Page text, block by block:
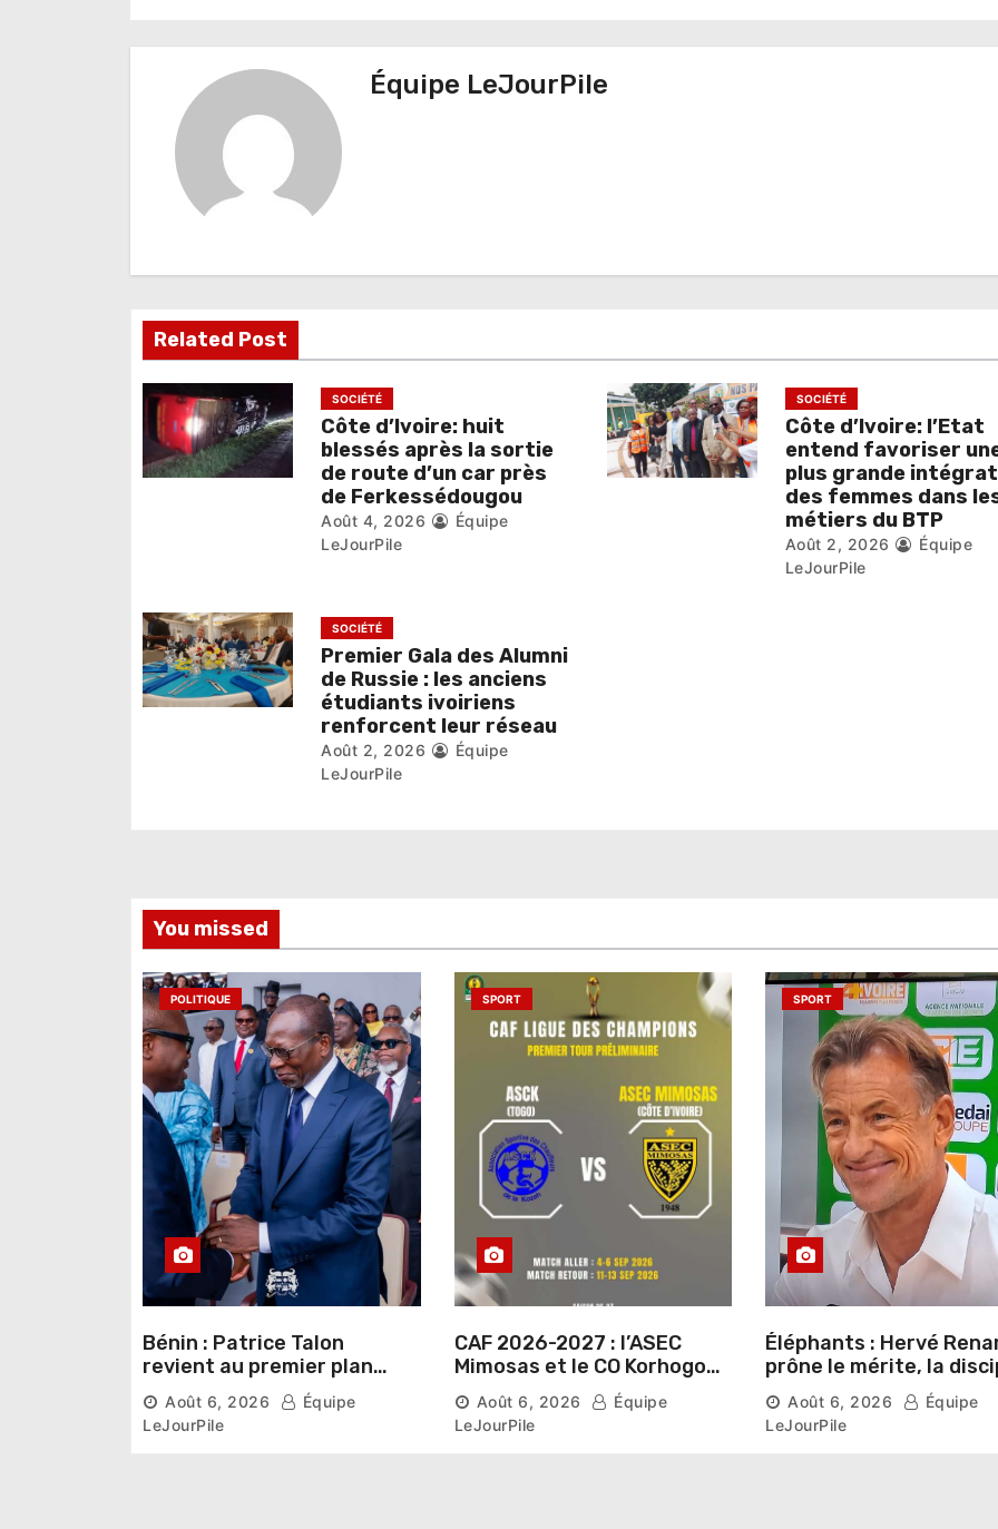
o
n
d
e
l
’
t
i
c
Équipe LeJourPile
Related Post
SOCIÉTÉ
Côte d’Ivoire: huit
blessés après la sortie
de route d’un car près
de Ferkessédougou
Août 4, 2026
Équipe
LeJourPile
SOCIÉTÉ
Côte d’Ivoire: l’Etat
entend favoriser
plus grande
des femmes dans
métiers du BTP
Août 2, 2026
Équipe
LeJourPile
SOCIÉTÉ
Premier Gala des Alumni
de Russie : les anciens
étudiants ivoiriens
renforcent leur réseau
Août 2, 2026
Équipe
LeJourPile
You missed
POLITIQUE
Bénin : Patrice Talon
revient au premier plan
institutionnel comme
premier président du Sénat
Août 6, 2026
Équipe
LeJourPile
SPORT
CAF 2026-2027 : l’ASEC
Mimosas et le CO Korhogo
connaissent leur route vers
la phase de groupes
Août 6, 2026
Équipe
LeJourPile
SPORT
Éléphants : Hervé
prône le mérite, la
et l’esprit collectif
nouveau départ
Août 6, 2026
Équipe
LeJourPile